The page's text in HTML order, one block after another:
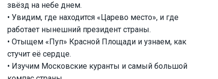
звёзд на небе днем.
• Увидим, где находится «Царево место», и где
работает нынешний президент страны.
• Отыщем «Пуп» Красной Площади и узнаем, как
стучит её сердце.
• Изучим Московские куранты и самый большой